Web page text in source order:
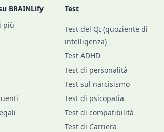
BRAINLify
più
Test
Test del QI (quoziente di
intelligenza)
Test ADHD
Test di personalità
Test sul narcisismo
Test di psicopatia
Test di compatibilità
Test di Carriera